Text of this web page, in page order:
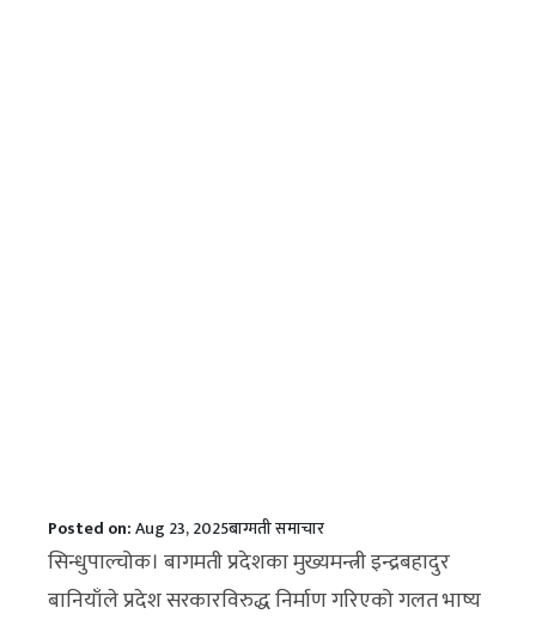
Posted on:Aug 23, 2025बाग्मतीसमाचार
सिन्धुपाल्चोक। बागमती प्रदेशका मुख्यमन्त्री इन्द्रबहादुर
बानियाँले प्रदेश सरकारविरुद्ध निर्माण गरिएको गलत भाष्य